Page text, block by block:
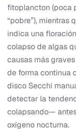
fitoplancton (poca
“pobre”), mientras
indica una
colapso de algas
causas más
de forma continua
disco Secchi
detectar la
colapsando—
oxígeno nocturna.